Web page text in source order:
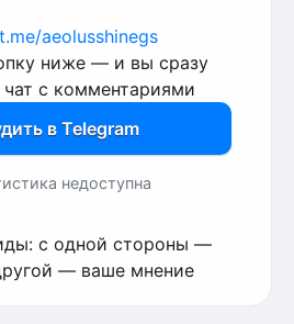
aeolusshinegs
ниже — и вы сразу
чат с комментариями
в Telegram
недоступна
с одной стороны —
— ваше мнение